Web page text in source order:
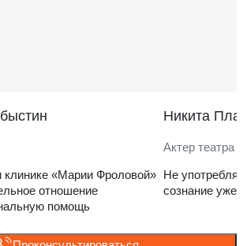
клинике «Марии Фроловой»
отношение
помощь
Никита
Актер театра
Не
сознание уже